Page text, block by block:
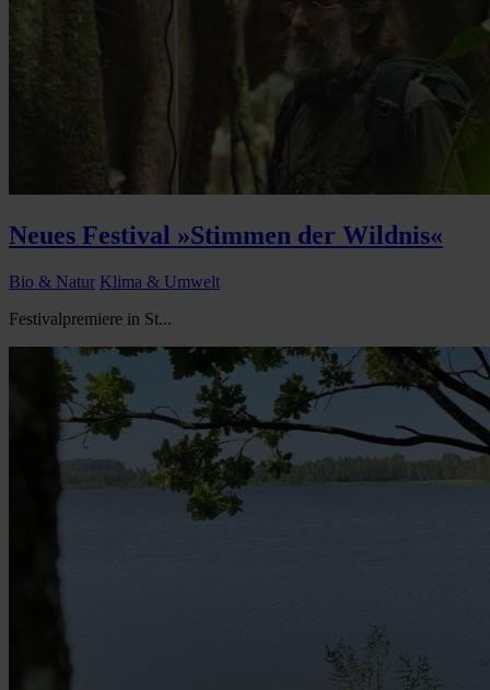
Neues Festival »Stimmen der Wildnis«
Bio & Natur Klima & Umwelt
Festivalpremiere in St...